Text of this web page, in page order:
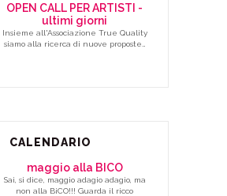
OPEN CALL PER ARTISTI -
ultimi giorni
Insieme all'Associazione True Quality
siamo alla ricerca di nuove proposte…
CALENDARIO
maggio alla BICO
Sai, si dice, maggio adagio adagio, ma
non alla BiCO!!! Guarda il ricco